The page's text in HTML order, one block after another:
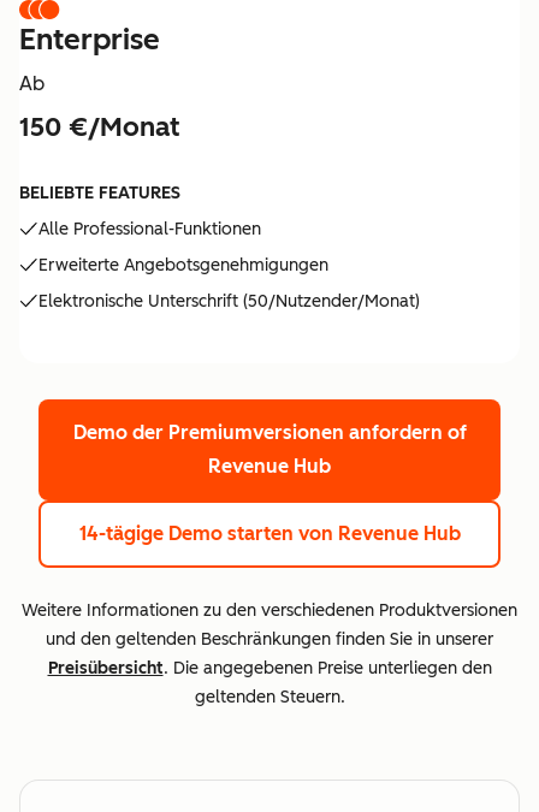
Enterprise
Ab
150 €/Monat
BELIEBTE FEATURES
Alle Professional-Funktionen
Erweiterte Angebotsgenehmigungen
Elektronische Unterschrift (50/Nutzender/Monat)
Demo der Premiumversionen anfordern of
Revenue Hub
14-tägige Demo starten von Revenue Hub
Weitere Informationen zu den verschiedenen Produktversionen
und den geltenden Beschränkungen finden Sie in unserer
Preisübersicht. Die angegebenen Preise unterliegen den
geltenden Steuern.